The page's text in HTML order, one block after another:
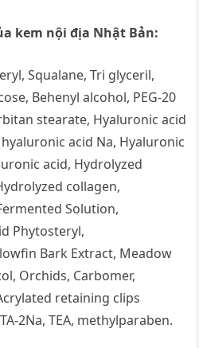
kem nội địa Nhật Bản:
Squalane, Tri glyceril,
Behenyl alcohol, PEG-20
stearate, Hyaluronic acid
acid Na, Hyaluronic
acid, Hydrolyzed
collagen,
Solution,
Phytosteryl,
Bark Extract, Meadow
Orchids, Carbomer,
retaining clips
2Na, TEA, methylparaben.